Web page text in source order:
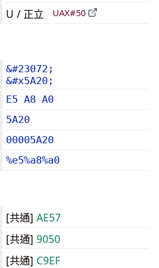
U / 正立 UAX#50
&#23072;
&#x5A20;
E5 A8 A0
5A20
00005A20
%e5%a8%a0
[共通] AE57
[共通] 9050
[共通] C9EF